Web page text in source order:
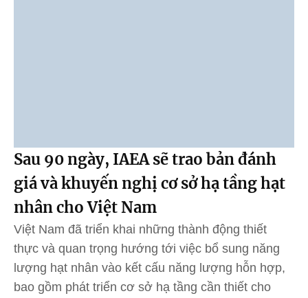
Sau 90 ngày, IAEA sẽ trao bản đánh
giá và khuyến nghị cơ sở hạ tầng hạt
nhân cho Việt Nam
Việt Nam đã triển khai những thành động thiết
thực và quan trọng hướng tới việc bổ sung năng
lượng hạt nhân vào kết cấu năng lượng hỗn hợp,
bao gồm phát triển cơ sở hạ tầng cần thiết cho